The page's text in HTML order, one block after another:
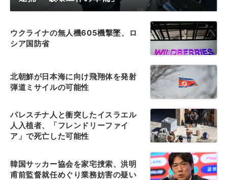
ウクライナの無人機605機撃墜、ロ
シア国防省
北朝鮮が日本海に向け飛翔体を発射
弾道ミサイルの可能性
パレスチナ人と衝突したイスラエル
人入植者、「フレンドリーファイ
ア」で死亡した可能性
韓国サッカー協会を家宅捜索、洪明
甫前監督就任めぐり業務妨害の疑い